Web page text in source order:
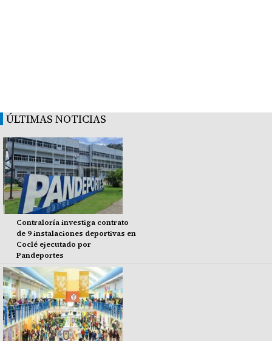
ÚLTIMAS NOTICIAS
Contraloría investiga contrato
de 9 instalaciones deportivas en
Coclé ejecutado por
Pandeportes